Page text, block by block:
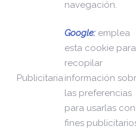
navegación.
Publicitaria
Google: emplea
esta cookie para
recopilar
información
las preferencias
para usarlas con
fines